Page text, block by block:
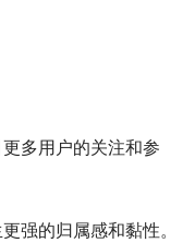
多用户的关注和参
强的归属感和黏性。